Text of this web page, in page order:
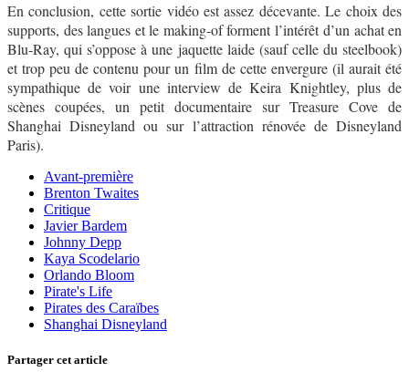
En conclusion, cette sortie vidéo est assez décevante. Le choix des
supports, des langues et le making-of forment l’intérêt d’un achat en
Blu-Ray, qui s’oppose à une jaquette laide (sauf celle du steelbook)
et trop peu de contenu pour un film de cette envergure (il aurait été
sympathique de voir une interview de Keira Knightley, plus de
scènes coupées, un petit documentaire sur Treasure Cove de
Shanghai Disneyland ou sur l’attraction rénovée de Disneyland
Paris).
Avant-première
Brenton Twaites
Critique
Javier Bardem
Johnny Depp
Kaya Scodelario
Orlando Bloom
Pirate's Life
Pirates des Caraïbes
Shanghai Disneyland
Partager cet article